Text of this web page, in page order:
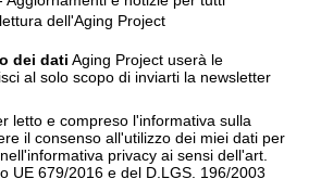
dell'Aging Project
dei dati Aging Project userà le
al solo scopo di inviarti la newsletter
letto e compreso l'informativa sulla
il consenso all'utilizzo dei miei dati per
privacy ai sensi dell'art.
UE 679/2016 e del D.LGS. 196/2003